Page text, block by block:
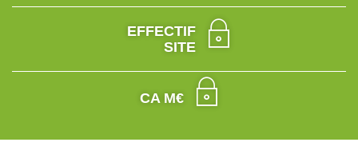
EFFECTIF
SITE
CA M€